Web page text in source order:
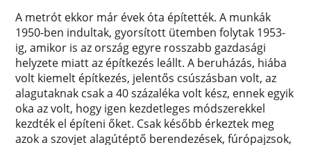
A metrót ekkor már évek óta építették. A munkák
1950-ben indultak, gyorsított ütemben folytak 1953-
ig, amikor is az ország egyre rosszabb gazdasági
helyzete miatt az építkezés leállt. A beruházás, hiába
volt kiemelt építkezés, jelentős csúszásban volt, az
alagutaknak csak a 40 százaléka volt kész, ennek egyik
oka az volt, hogy igen kezdetleges módszerekkel
kezdték el építeni őket. Csak később érkeztek meg
azok a szovjet alagútéptő berendezések, fúrópajzsok,